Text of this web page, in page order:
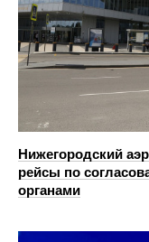
Нижегородский
рейсы по
органами